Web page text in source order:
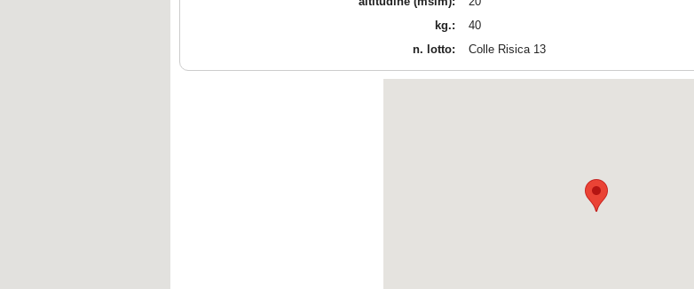
kg.:
40
n. lotto:
Colle Risica 13